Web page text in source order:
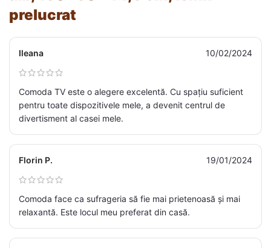
prelucrat
Ileana 10/02/2024
Comoda TV este o alegere excelentă. Cu spațiu suficient
pentru toate dispozitivele mele, a devenit centrul de
divertisment al casei mele.
Florin P. 19/01/2024
Comoda face ca sufrageria să fie mai prietenoasă și mai
relaxantă. Este locul meu preferat din casă.